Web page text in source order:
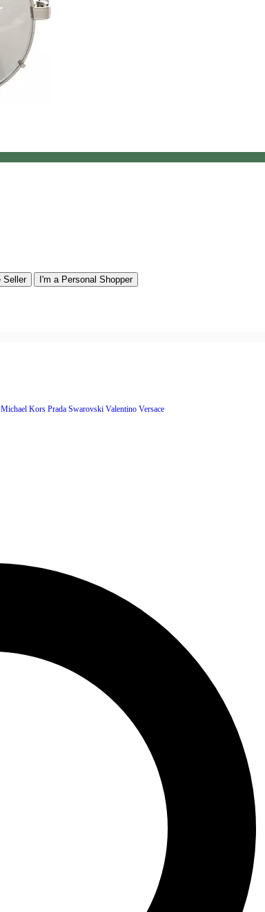
Seller I'm a Personal Shopper
Michael Kors Prada Swarovski Valentino Versace